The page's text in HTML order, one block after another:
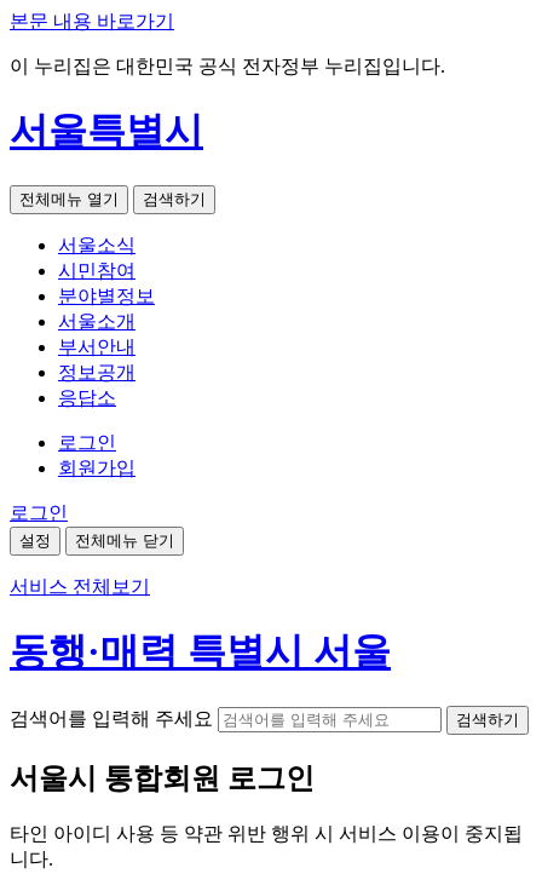
본문 내용 바로가기
이 누리집은 대한민국 공식 전자정부 누리집입니다.
서울특별시
전체메뉴 열기 검색하기
서울소식
시민참여
분야별정보
서울소개
부서안내
정보공개
응답소
로그인
회원가입
로그인
설정 전체메뉴 닫기
서비스 전체보기
동행·매력 특별시 서울
검색어를 입력해 주세요 검색하기
서울시 통합회원 로그인
타인 아이디 사용 등 약관 위반 행위 시 서비스 이용이 중지됩
니다.